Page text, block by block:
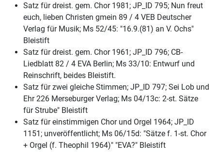
Satz für dreist. gem. Chor 1981; JP_ID 795; Nun freut
euch, lieben Christen gmein 89 / 4 VEB Deutscher
Verlag für Musik; Ms 52/45: "16.9.(81) an V. Ochs"
Bleistift
Satz für dreist. gem. Chor 1961; JP_ID 796; CB-
Liedblatt 82 / 4 EVA Berlin; Ms 33/10: Entwurf und
Reinschrift, beides Bleistift.
Satz für zwei gleiche Stimmen; JP_ID 797; Sei Lob und
Ehr 226 Merseburger Verlag; Ms 04/13c: 2-st. Sätze
für Strube" Bleistift
Satz für einstimmigen Chor und Orgel 1964; JP_ID
1151; unveröffentlicht; Ms 06/15d: "Sätze f. 1-st. Chor
+ Orgel (f. Theophil 1964)" "EVA?" Bleistift